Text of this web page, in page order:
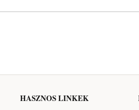
HASZNOS LINKEK